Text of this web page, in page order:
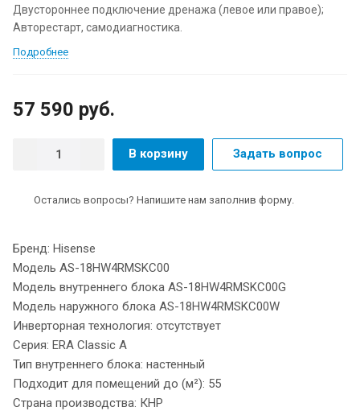
Двустороннее подключение дренажа (левое или правое);
Авторестарт, самодиагностика.
Подробнее
57 590 руб.
В корзину Задать вопрос
Остались вопросы? Напишите нам заполнив форму.
Бренд: Hisense
Модель AS-18HW4RMSKC00
Модель внутреннего блока AS-18HW4RMSKC00G
Модель наружного блока AS-18HW4RMSKC00W
Инверторная технология: отсутствует
Серия: ERA Classic A
Тип внутреннего блока: настенный
Подходит для помещений до (м²): 55
Страна производства: КНР